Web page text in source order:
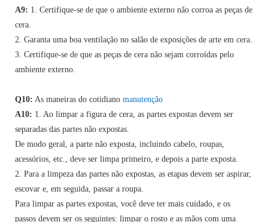
A9: 1. Certifique-se de que o ambiente externo não corroa as peças de
cera.
2. Garanta uma boa ventilação no salão de exposições de arte em cera.
3. Certifique-se de que as peças de cera não sejam corroídas pelo
ambiente externo.
Q10: As maneiras do cotidiano manutenção
A10: 1. Ao limpar a figura de cera, as partes expostas devem ser
separadas das partes não expostas.
De modo geral, a parte não exposta, incluindo cabelo, roupas,
acessórios, etc., deve ser limpa primeiro, e depois a parte exposta.
2. Para a limpeza das partes não expostas, as etapas devem ser aspirar,
escovar e, em seguida, passar a roupa.
Para limpar as partes expostas, você deve ter mais cuidado, e os
passos devem ser os seguintes: limpar o rosto e as mãos com uma